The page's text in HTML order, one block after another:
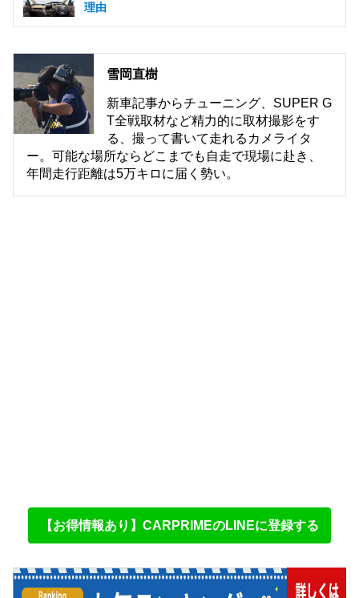
理由
雪岡直樹
新車記事からチューニング、SUPER G
T全戦取材など精力的に取材撮影をす
る、撮って書いて走れるカメライタ
ー。可能な場所ならどこまでも自走で現場に赴き、
年間走行距離は5万キロに届く勢い。
【お得情報あり】CARPRIMEのLINEに登録する